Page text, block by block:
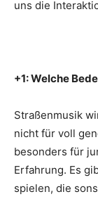
uns die
+1: Welche
Straßenmusik
nicht für voll
besonders für
Erfahrung. Es
spielen, die